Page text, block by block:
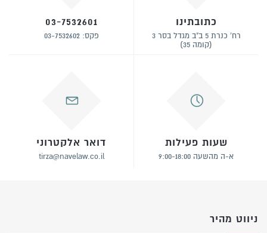
כתובתינו
רח' כנרת 5 ב"ב מגדל בסר 3
(קומה 35)
03-7532601
פקס: 03-7532602
שעות פעילות
א-ה מהשעה 9:00-18:00
דואר אלקטרוני
tirza@navelaw.co.il
ניווט מהיר